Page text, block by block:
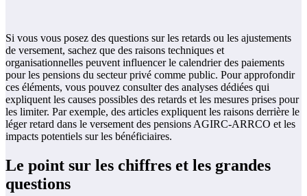
Si vous vous posez des questions sur les retards ou les ajustements
de versement, sachez que des raisons techniques et
organisationnelles peuvent influencer le calendrier des paiements
pour les pensions du secteur privé comme public. Pour approfondir
ces éléments, vous pouvez consulter des analyses dédiées qui
expliquent les causes possibles des retards et les mesures prises pour
les limiter. Par exemple, des articles expliquent les raisons derrière le
léger retard dans le versement des pensions AGIRC-ARRCO et les
impacts potentiels sur les bénéficiaires.
Le point sur les chiffres et les grandes
questions